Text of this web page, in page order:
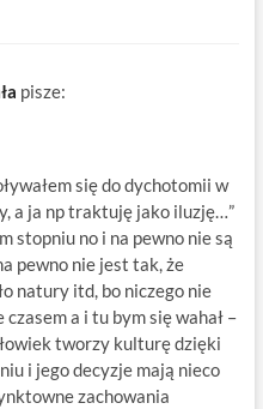
pisze:
się do dychotomii w
a ja np traktuję jako iluzję…”
stopniu no i na pewno nie są
pewno nie jest tak, że
natury itd, bo niczego nie
a i tu bym się wahał –
tworzy kulturę dzięki
i jego decyzje mają nieco
zachowania